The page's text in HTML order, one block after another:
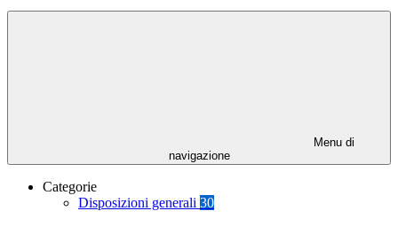
Menu di
navigazione
Categorie
Disposizioni generali 30